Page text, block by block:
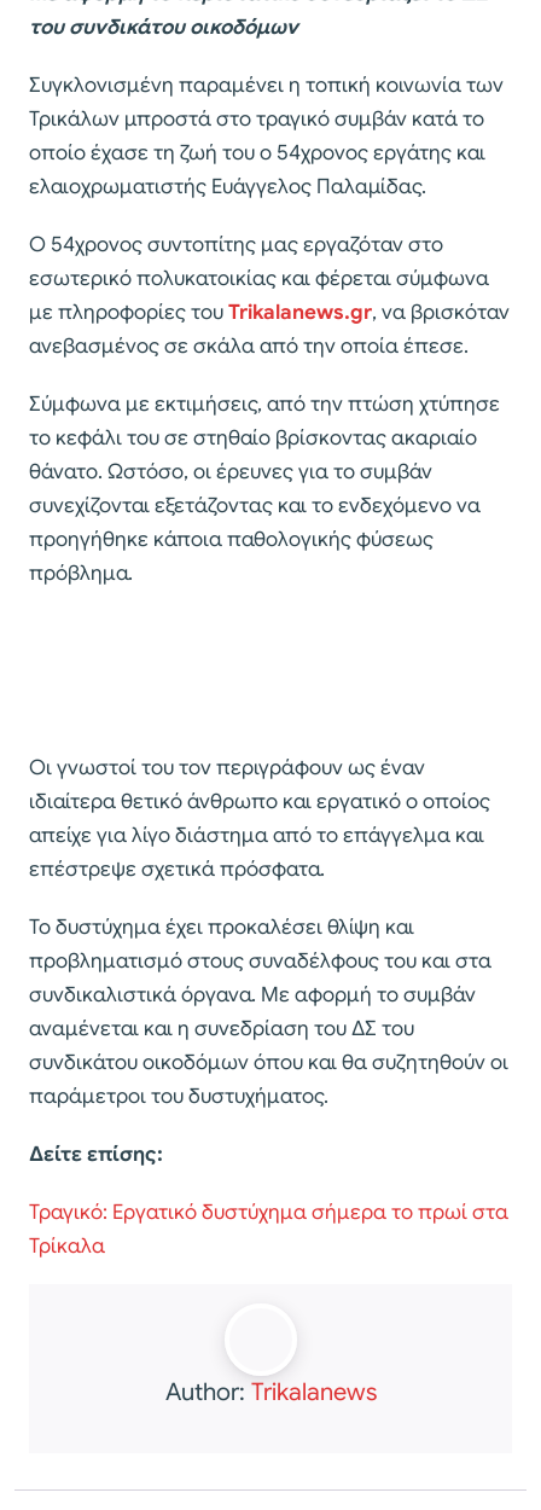
του συνδικάτου οικοδόμων
Συγκλονισμένη παραμένει η τοπική κοινωνία των
Τρικάλων μπροστά στο τραγικό συμβάν κατά το
οποίο έχασε τη ζωή του ο 54χρονος εργάτης και
ελαιοχρωματιστής Ευάγγελος Παλαμίδας.
Ο 54χρονος συντοπίτης μας εργαζόταν στο
εσωτερικό πολυκατοικίας και φέρεται σύμφωνα
με πληροφορίες τουTrikalanews.gr, να βρισκόταν
ανεβασμένος σε σκάλα από την οποία έπεσε.
Σύμφωνα με εκτιμήσεις, από την πτώση χτύπησε
το κεφάλι του σε στηθαίο βρίσκοντας ακαριαίο
θάνατο. Ωστόσο, οι έρευνες για το συμβάν
συνεχίζονται εξετάζοντας και το ενδεχόμενο να
προηγήθηκε κάποια παθολογικής φύσεως
πρόβλημα.
Οι γνωστοί του τον περιγράφουν ως έναν
ιδιαίτερα θετικό άνθρωπο και εργατικό ο οποίος
απείχε για λίγο διάστημα από το επάγγελμα και
επέστρεψε σχετικά πρόσφατα.
Το δυστύχημα έχει προκαλέσει θλίψη και
προβληματισμό στους συναδέλφους του και στα
συνδικαλιστικά όργανα. Με αφορμή το συμβάν
αναμένεται και η συνεδρίαση του ΔΣ του
συνδικάτου οικοδόμων όπου και θα συζητηθούν οι
παράμετροι του δυστυχήματος.
Δείτε επίσης:
Τραγικό: Εργατικό δυστύχημα σήμερα το πρωί στα
Τρίκαλα
Author: Trikalanews